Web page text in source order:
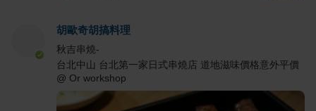
胡歐奇胡搞料理
秋吉串燒-
台北中山 台北第一家日式串燒店 道地滋味價格意外平價
@ Or workshop